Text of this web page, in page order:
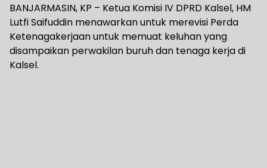
BANJARMASIN, KP – Ketua Komisi IV DPRD Kalsel, HM
Lutfi Saifuddin menawarkan untuk merevisi Perda
Ketenagakerjaan untuk memuat keluhan yang
disampaikan perwakilan buruh dan tenaga kerja di
Kalsel.